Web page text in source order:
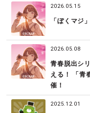
2026.05.15
「ぼくマジ
2026.05.08
青春脱出シ
える！ 「青
催！
2025.12.01